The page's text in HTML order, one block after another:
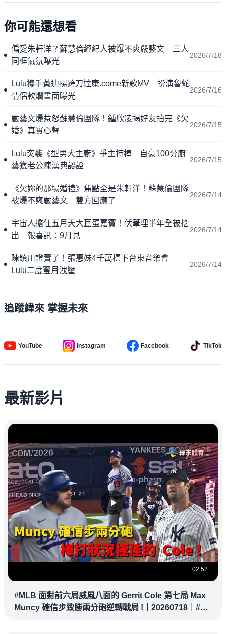
你可能還想看
偏愛朱軒洋？蘇慧倫經紀人被爆不爽嚴藝文 三人
同框氣氛曝光
2026/7/18
Lulu攜手黃迪揚跨刀達康.come新歌MV 扮演魯蛇
情侶軟爛畫面曝光
2026/7/16
嚴藝文爆惹怒蘇慧倫團隊！鍾欣凌揭好友拍完《欠
婚》真實心聲
2026/7/15
Lulu突襲《型男大主廚》爭主持棒 自豪100分廚
藝獲老公陳漢典認證
2026/7/15
《欠妳的那場婚禮》焦點全是朱軒洋！蘇慧倫團隊
被爆不爽嚴藝文 雙方回應了
2026/7/14
宇宙人擔任五月天大巨蛋嘉賓！伏筆埋半年全被挖
出 報喜訊：9月見
2026/7/14
陳鎮川證實了！張惠妹4千萬標下台東音樂會
Lulu二度蜜月洩壓
2026/7/14
追蹤緯來 掌握未來
YouTube Instagram Facebook TikTok
最新影片
02:52
#MLB 面對前六局威風八面的 Gerrit Cole 第七局 Max
Muncy 確信步致勝兩分砲逆轉戰局 !｜20260718｜#洛